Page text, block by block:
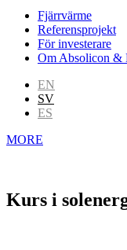
Fjärrvärme
Referensprojekt
För investerare
Om Absolicon &
EN
SV
ES
MORE
Kurs i